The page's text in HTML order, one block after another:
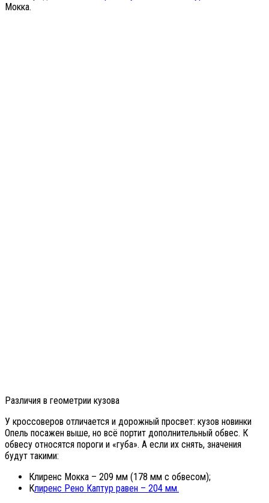
Мокка.
Различия в геометрии кузова
У кроссоверов отличается и дорожный просвет: кузов новинки
Опель посажен выше, но всё портит дополнительный обвес. К
обвесу относятся пороги и «губа». А если их снять, значения
будут такими:
Клиренс Мокка – 209 мм (178 мм с обвесом);
Клиренс Рено Каптур равен – 204 мм.